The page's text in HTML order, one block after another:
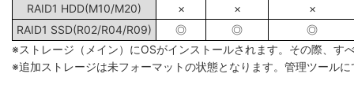
RAID1 HDD(M10/M20)
× ×
×
RAID1 SSD(R02/R04/R09)
◎ ◎
◎
※ストレージ（メイン）にOSがインストールされます。その際、す
※追加ストレージは未フォーマットの状態となります。管理ツール